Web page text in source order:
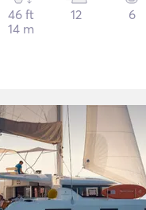
46 ft
14 m
12 6